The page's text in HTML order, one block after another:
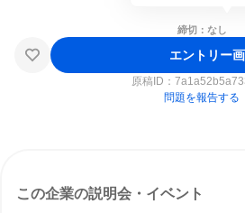
締切：なし
エントリー
原稿ID：
問題を報告する
この企業の説明会・イベント